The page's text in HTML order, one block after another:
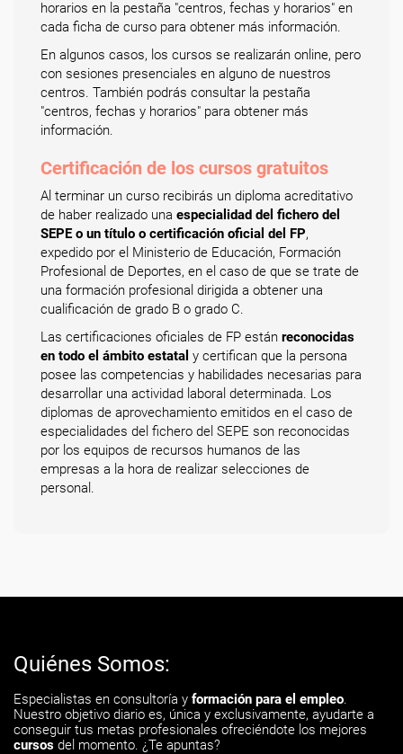
horarios en la pestaña "centros, fechas y horarios" en
cada ficha de curso para obtener más información.
En algunos casos, los cursos se realizarán online, pero
con sesiones presenciales en alguno de nuestros
centros. También podrás consultar la pestaña
"centros, fechas y horarios" para obtener más
información.
Certificación de los cursos gratuitos
Al terminar un curso recibirás un diploma acreditativo
de haber realizado una especialidad del fichero del
SEPE o un título o certificación oficial del FP,
expedido por el Ministerio de Educación, Formación
Profesional de Deportes, en el caso de que se trate de
una formación profesional dirigida a obtener una
cualificación de grado B o grado C.
Las certificaciones oficiales de FP están reconocidas
en todo el ámbito estatal y certifican que la persona
posee las competencias y habilidades necesarias para
desarrollar una actividad laboral determinada. Los
diplomas de aprovechamiento emitidos en el caso de
especialidades del fichero del SEPE son reconocidas
por los equipos de recursos humanos de las
empresas a la hora de realizar selecciones de
personal.
Quiénes Somos:
Especialistas en consultoría y formación para el empleo.
Nuestro objetivo diario es, única y exclusivamente, ayudarte a
conseguir tus metas profesionales ofreciéndote los mejores
cursos del momento. ¿Te apuntas?